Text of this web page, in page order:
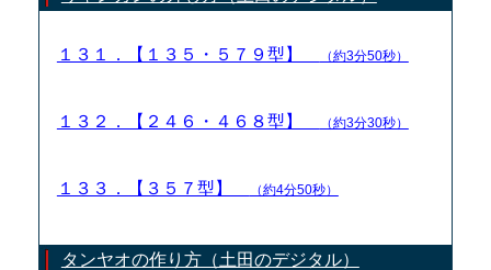
１３１．【１３５・５７９型】 （約3分50秒）
１３２．【２４６・４６８型】 （約3分30秒）
１３３．【３５７型】 （約4分50秒）
タンヤオの作り方（土田のデジタル）